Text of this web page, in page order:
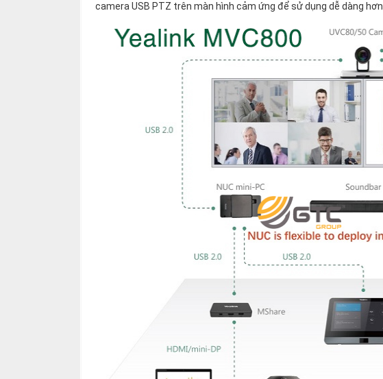
camera USB PTZ trên màn hình cảm ứng để sử dụng dễ dàng hơn.